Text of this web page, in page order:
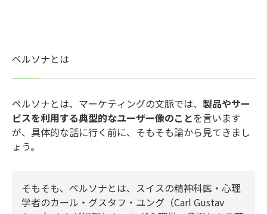
ペルソナとは
ペルソナとは、マーケティングの文脈では、 製品やサー
ビスを利用する典型的なユーザー像のことを言います
が、具体的な話に行く前に、そもそも論から見てきまし
ょう。
そもそも、ペルソナとは、スイスの精神科医・心理
学者のカール・グスタフ・ユング（Carl Gustav